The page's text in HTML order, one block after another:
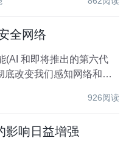
，全球人工智能在制造业
全网络
(AI 和即将推出的第六代
底改变我们感知网络和与
和安全网络的发展已成为
926阅读
影响日益增强